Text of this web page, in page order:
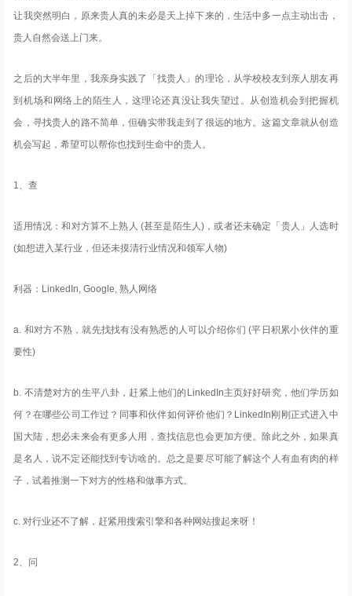
让我突然明白，原来贵人真的未必是天上掉下来的，生活中多一点主动出击，
贵人自然会送上门来。
之后的大半年里，我亲身实践了「找贵人」的理论，从学校校友到亲人朋友再
到机场和网络上的陌生人，这理论还真没让我失望过。从创造机会到把握机
会，寻找贵人的路不简单，但确实带我走到了很远的地方。这篇文章就从创造
机会写起，希望可以帮你也找到生命中的贵人。
1、查
适用情况：和对方算不上熟人 (甚至是陌生人)，或者还未确定「贵人」人选时
(如想进入某行业，但还未摸清行业情况和领军人物)
利器：LinkedIn, Google, 熟人网络
a. 和对方不熟，就先找找有没有熟悉的人可以介绍你们 (平日积累小伙伴的重
要性)
b. 不清楚对方的生平八卦，赶紧上他们的LinkedIn主页好好研究，他们学历如
何？在哪些公司工作过？同事和伙伴如何评价他们？LinkedIn刚刚正式进入中
国大陆，想必未来会有更多人用，查找信息也会更加方便。除此之外，如果真
是名人，说不定还能找到专访啥的。总之是要尽可能了解这个人有血有肉的样
子，试着推测一下对方的性格和做事方式。
c. 对行业还不了解，赶紧用搜索引擎和各种网站搜起来呀！
2、问